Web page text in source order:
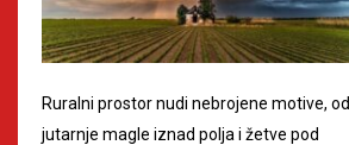
Ruralni prostor nudi nebrojene motive, od
jutarnje magle iznad polja i žetve pod